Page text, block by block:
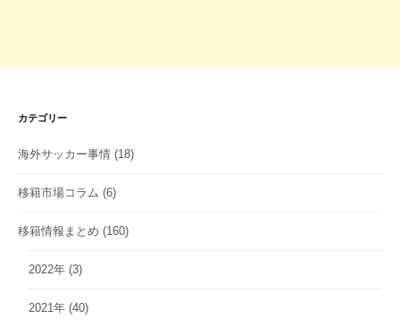
カテゴリー
海外サッカー事情 (18)
移籍市場コラム (6)
移籍情報まとめ (160)
2022年 (3)
2021年 (40)